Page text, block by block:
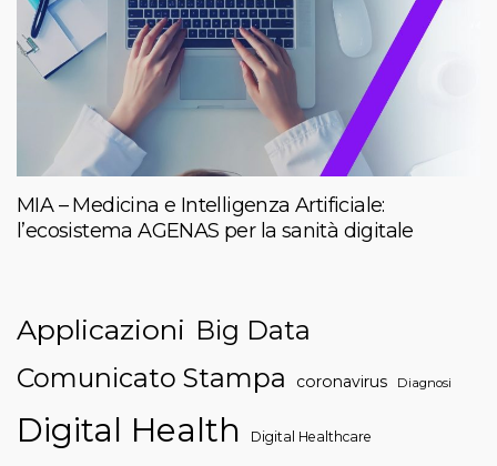
MIA – Medicina e Intelligenza Artificiale:
l’ecosistema AGENAS per la sanità digitale
Applicazioni Big Data
Comunicato Stampa
coronavirus Diagnosi
Digital Health Digital Healthcare